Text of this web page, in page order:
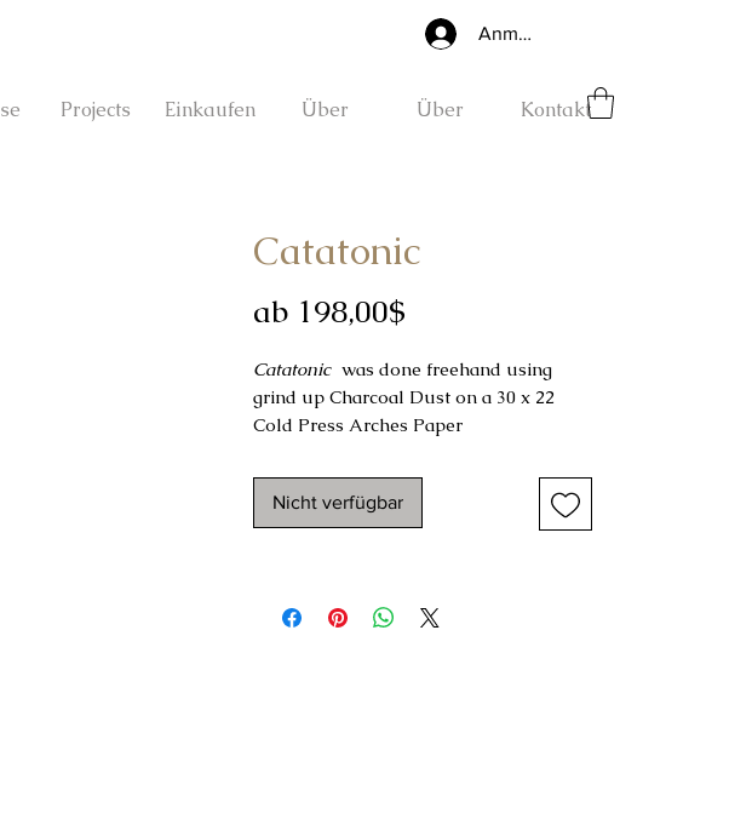
Anmelden
Projects Einkaufen Über Über Kontakt
Catatonic
ab 198,00$
Catatonic was done freehand using
grind up Charcoal Dust on a 30 x 22
Cold Press Arches Paper
Nicht verfügbar